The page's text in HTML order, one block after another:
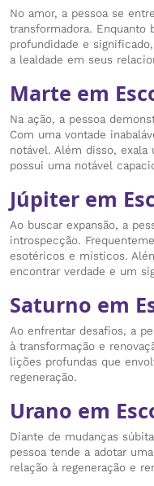
No amor, a pessoa se
transformadora. Enquanto
profundidade e
a lealdade em seus
Marte em
Na ação, a pessoa
Com uma vontade
notável. Além disso, exala
possui uma notável
Júpiter em
Ao buscar expansão, a
introspecção.
esotéricos e místicos.
encontrar verdade e um
Saturno em
Ao enfrentar desafios, a
à transformação e
lições profundas que
regeneração.
Urano em
Diante de mudanças
pessoa tende a adotar
relação à regeneração e